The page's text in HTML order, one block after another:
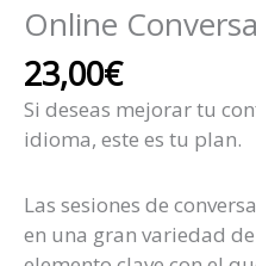
Online
23,00€
Si deseas mejorar tu
idioma, este es tu plan.
Las sesiones de
en una gran variedad